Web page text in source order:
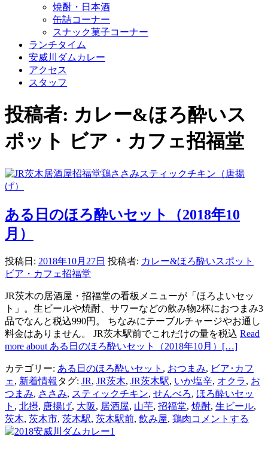
焼酎・日本酒
缶詰コーナー
スナック菓子コーナー
ランチタイム
安威川ダムカレー
アクセス
スタッフ
投稿者: カレー&ほろ酔いス
ポット ビア・カフェ招福堂
ある日のほろ酔いセット（2018年10
月）
投稿日: 2018年10月27日 投稿者: カレー&ほろ酔いスポット
ビア・カフェ招福堂
JR茨木の居酒屋・招福堂の看板メニューが「ほろよいセッ
ト」。生ビールや焼酎、サワーなどの飲み物2杯におつまみ3
品でなんと税込990円。 ちなみにテーブルチャージやお通し
料金はありません。 JR茨木駅前でこれだけの量を税込 Read
more about ある日のほろ酔いセット（2018年10月） […]
カテゴリー: ある日のほろ酔いセット , おつまみ, ビア･カフ
ェ , 新着情報 タグ: JR, JR茨木, JR茨木駅, いか塩辛, オクラ, お
つまみ, ささみ, スティックチキン, せんべろ, ほろ酔いセッ
ト , 北摂, 唐揚げ, 大阪, 居酒屋, 山芋, 招福堂, 焼酎, 生ビール,
茨木, 茨木市, 茨木駅, 茨木駅前, 飲み屋, 鶏肉コメントする